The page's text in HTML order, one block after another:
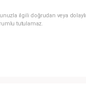
ilgili doğrudan veya dolaylı
tutulamaz.